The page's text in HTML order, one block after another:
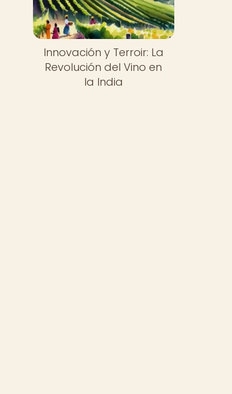
Innovación y Terroir: La
Revolución del Vino en
la India